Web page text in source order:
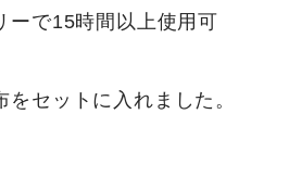
ーで15時間以上使用可
セットに入れました。